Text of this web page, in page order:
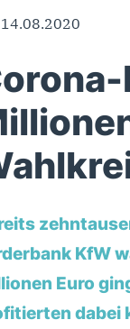
14.08.2020
KfW
Euro
dabei